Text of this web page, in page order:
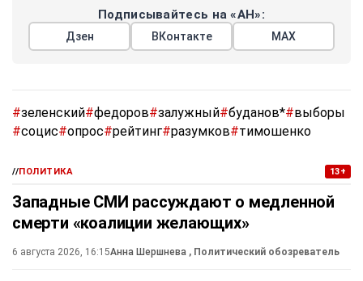
Подписывайтесь на «АН»:
Дзен ВКонтакте МАХ
#зеленский#федоров#залужный#буданов*#выборы
#социс#опрос#рейтинг#разумков#тимошенко
//ПОЛИТИКА 13+
Западные СМИ рассуждают о медленной
смерти «коалиции желающих»
6 августа 2026, 16:15Анна Шершнева , Политический обозреватель